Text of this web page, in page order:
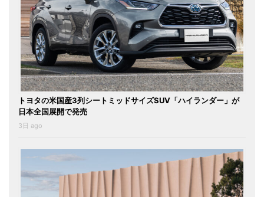
トヨタの米国産3列シートミッドサイズSUV「ハイランダー」が
日本全国展開で発売
3日 ago